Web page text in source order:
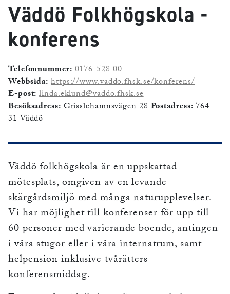
Väddö Folkhögskola -
konferens
Telefonnummer: 0176-528 00
Webbsida: https://www.vaddo.fhsk.se/konferens/
E-post: linda.eklund@vaddo.fhsk.se
Besöksadress: Grisslehamnsvägen 28 Postadress: 764
31 Väddö
Väddö folkhögskola är en uppskattad
mötesplats, omgiven av en levande
skärgårdsmiljö med många naturupplevelser.
Vi har möjlighet till konferenser för upp till
60 personer med varierande boende, antingen
i våra stugor eller i våra internatrum, samt
helpension inklusive tvårätters
konferensmiddag.